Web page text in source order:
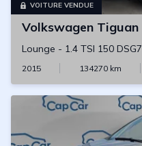
VOITURE VENDUE
Volkswagen Tiguan
Lounge - 1.4 TSI 150 DSG7
2015 134270km